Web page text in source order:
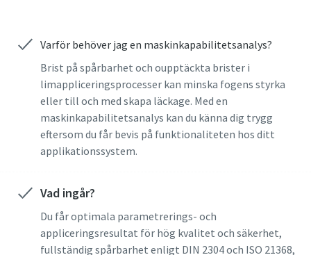
Visa alla våra branscher
Visa alla
Upptäck inspirerande och engagerande samtal på Atlas
Copco
Titta
Dokumentation och resurser
Varför behöver jag en maskinkapabilitetsanalys?
Brist på spårbarhet och oupptäckta brister i
limappliceringsprocesser kan minska fogens styrka
eller till och med skapa läckage. Med en
maskinkapabilitetsanalys kan du känna dig trygg
eftersom du får bevis på funktionaliteten hos ditt
applikationssystem.
Vad ingår?
Du får optimala parametrerings- och
appliceringsresultat för hög kvalitet och säkerhet,
fullständig spårbarhet enligt DIN 2304 och ISO 21368,